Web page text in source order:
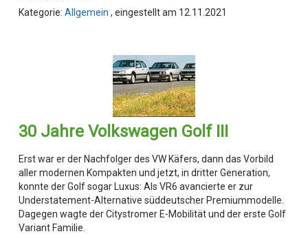
Kategorie: Allgemein , eingestellt am 12.11.2021
30 Jahre Volkswagen Golf III
Erst war er der Nachfolger des VW Käfers, dann das Vorbild
aller modernen Kompakten und jetzt, in dritter Generation,
konnte der Golf sogar Luxus: Als VR6 avancierte er zur
Understatement-Alternative süddeutscher Premiummodelle.
Dagegen wagte der Citystromer E-Mobilität und der erste Golf
Variant Familie.